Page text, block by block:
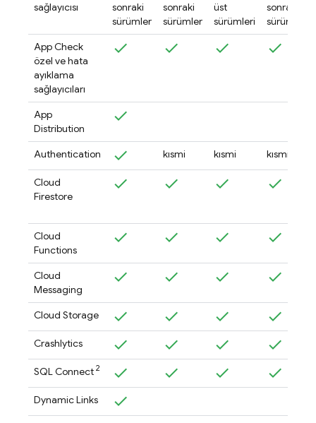
sağlayıcısı
sonraki
sürümler
sonraki
sürümler
üst
sürümleri
sonraki
sürümler
App Check
özel ve hata
ayıklama
sağlayıcıları
App
Distribution
Authentication
kısmi kısmi kısmi
Cloud
Firestore
Cloud
Functions
Cloud
Messaging
Cloud Storage
Crashlytics
SQL Connect 2
Dynamic Links